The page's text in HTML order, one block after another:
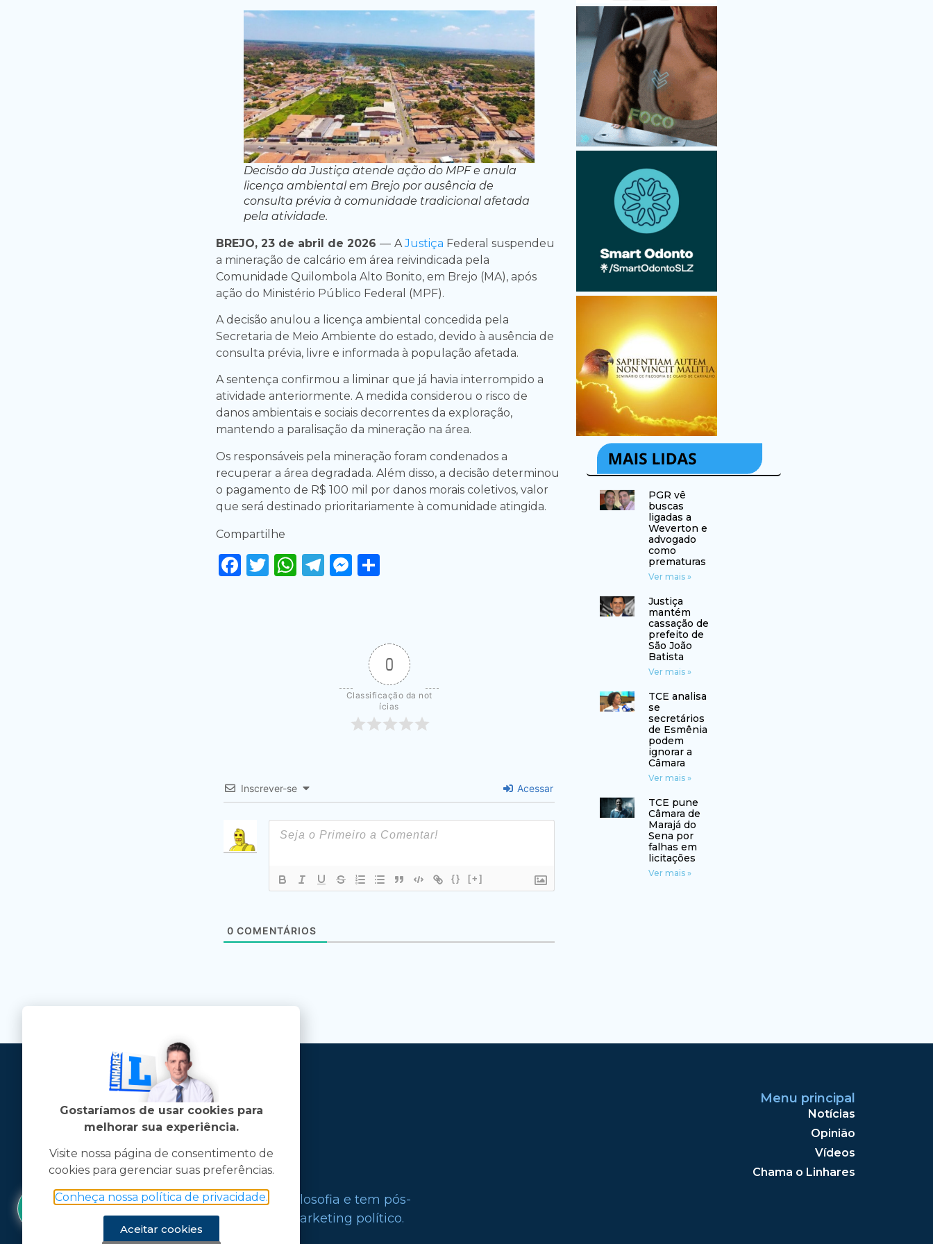
Decisão da Justiça atende ação do MPF e anula
licença ambiental em Brejo por ausência de
consulta prévia à comunidade tradicional afetada
pela atividade.
BREJO, 23 de abril de 2026 — AJustiça Federal suspendeu
a mineração de calcário em área reivindicada pela
Comunidade Quilombola Alto Bonito, em Brejo (MA), após
ação do Ministério Público Federal (MPF).
A decisão anulou a licença ambiental concedida pela
Secretaria de Meio Ambiente do estado, devido à ausência de
consulta prévia, livre e informada à população afetada.
A sentença confirmou a liminar que já havia interrompido a
atividade anteriormente. A medida considerou o risco de
danos ambientais e sociais decorrentes da exploração,
mantendo a paralisação da mineração na área.
Os responsáveis pela mineração foram condenados a
recuperar a área degradada. Além disso, a decisão determinou
o pagamento de R$ 100 mil por danos morais coletivos, valor
que será destinado prioritariamente à comunidade atingida.
Compartilhe
Facebook
Twitter
WhatsApp
Telegram
Messenger
0
Classificação da not
ícias
Inscrever-se Acessar
{} [+]
0 COMENTÁRIOS
PGR vê
buscas
ligadas a
Weverton e
advogado
como
prematuras
Ver mais »
Justiça
mantém
cassação de
prefeito de
São João
Batista
Ver mais »
TCE analisa
se
secretários
de Esmênia
podem
ignorar a
Câmara
Ver mais »
TCE pune
Câmara de
Marajá do
Sena por
falhas em
licitações
Ver mais »
Jose Linhares Jr é maranhense.
Formado em Jornalismo, estudou filosofia e tem pós-
graduações em ciência política e marketing político.
Menu principal
Notícias
Opinião
Vídeos
Chama o Linhares
Gostaríamos de usar cookies para
melhorar sua experiência.
Visite nossa página de consentimento de
cookies para gerenciar suas preferências.
Conheça nossa política de privacidade.
Aceitar cookies